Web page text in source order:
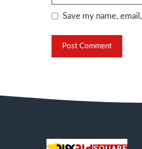
Save my name,